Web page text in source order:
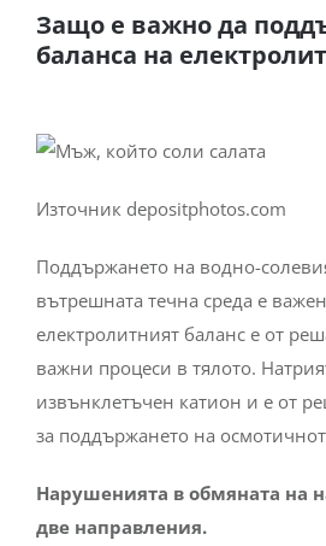
Защо е важно да
баланса на
Източник depositphotos.com
Поддържането на водно-
вътрешната течна среда е
електролитният баланс е от
важни процеси в тялото.
извънклетъчен катион и е от
за поддържането на
Нарушенията в обмяната на
две направления.